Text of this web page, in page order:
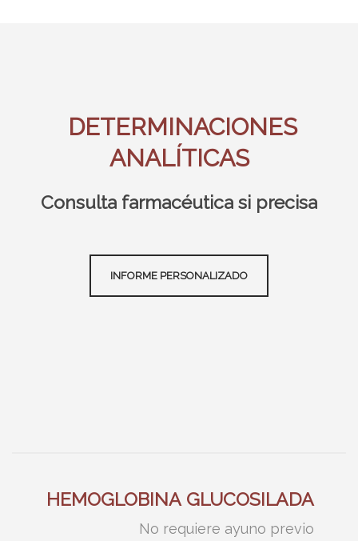
DETERMINACIONES
ANALÍTICAS
Consulta farmacéutica si precisa
INFORME PERSONALIZADO
HEMOGLOBINA GLUCOSILADA
No requiere ayuno previo